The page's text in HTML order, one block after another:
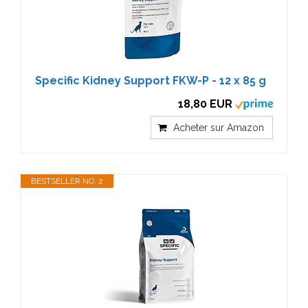
Specific Kidney Support FKW-P - 12 x 85 g
18,80 EUR
Acheter sur Amazon
BESTSELLER NO. 2